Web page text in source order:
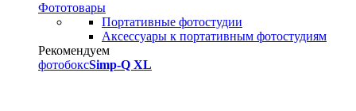
Фототовары
Портативные фотостудии
Аксессуары к портативным фотостудиям
Рекомендуем
фотобоксSimp-Q XL